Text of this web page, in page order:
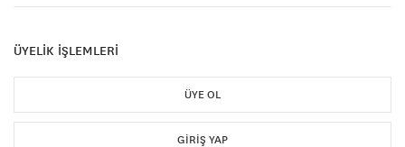
ÜYELİK İŞLEMLERİ
ÜYE OL
GIRIŞ YAP